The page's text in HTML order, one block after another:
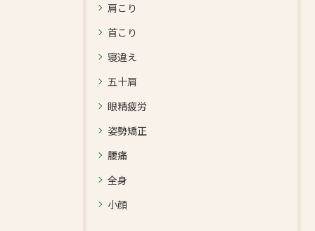
肩こり
首こり
寝違え
五十肩
眼精疲労
姿勢矯正
腰痛
全身
小顔